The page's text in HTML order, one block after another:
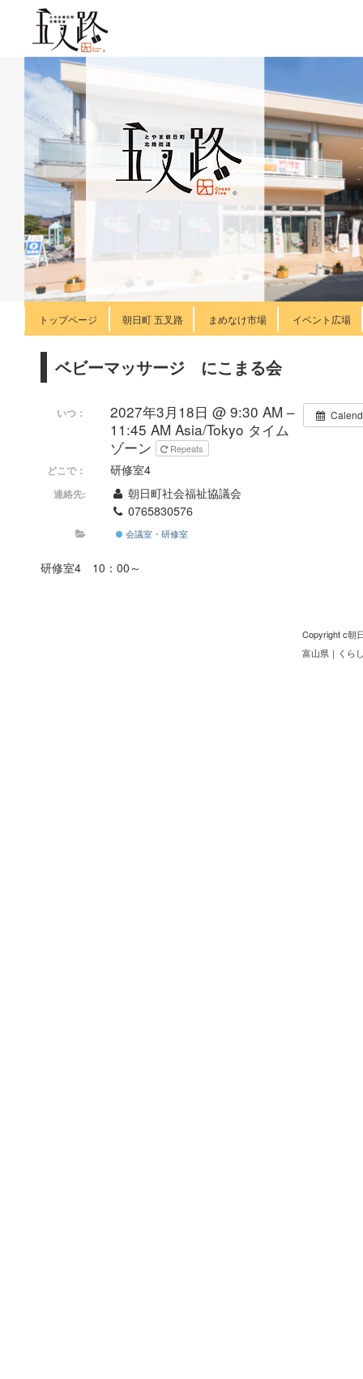
トップページ 朝日町 五叉路 まめなけ市場 イベント広場
ベビーマッサージ にこまる会
いつ：
2027年3月18日 @ 9:30 AM –
11:45 AM Asia/Tokyo タイム
ゾーン
Repeats
どこで： 研修室4
連絡先:
朝日町社会福祉協議会
0765830576
会議室・研修室
研修室4 10：00～
Copyright c朝
富山県 ｜ くら